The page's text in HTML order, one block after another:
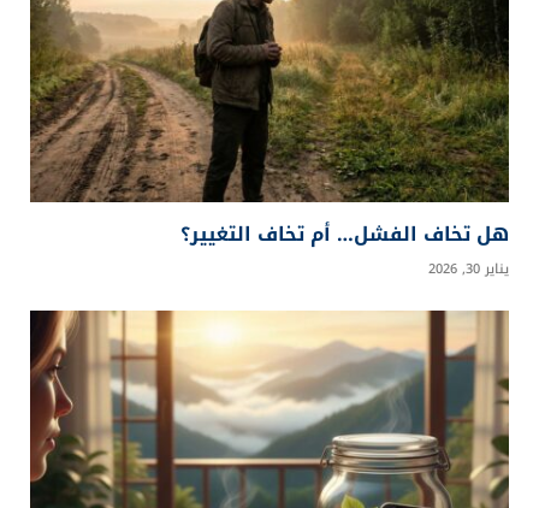
هل تخاف الفشل… أم تخاف التغيير؟
يناير 30, 2026